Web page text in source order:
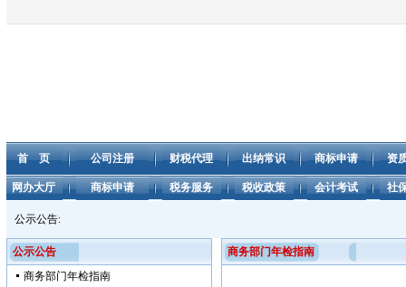
首 页 公司注册 财税代理 出纳常识 商标申请 资
网办大厅 商标申请 税务服务 税收政策 会计考试 社
公示公告:
公示公告
商务部门年检指南
商务部门年检指南